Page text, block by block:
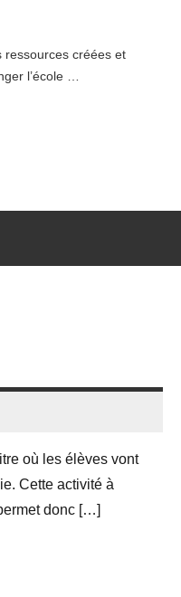
ressources créées et
l’école …
où les élèves vont
Cette activité à
donc […]